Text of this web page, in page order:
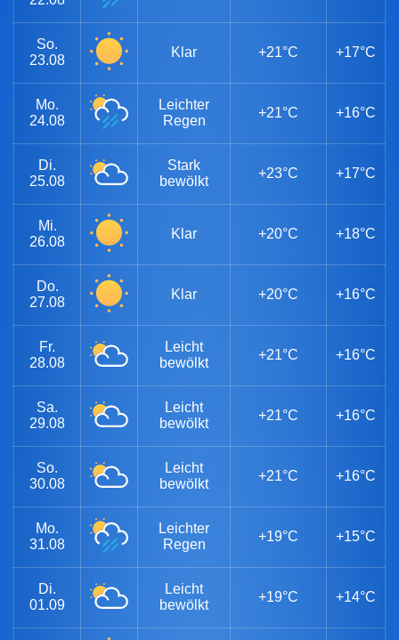
So.
23.08
Klar +21°C +17°C
Mo.
24.08
Leichter
Regen
+21°C +16°C
Di.
25.08
Stark
bewölkt
+23°C +17°C
Mi.
26.08
Klar +20°C +18°C
Do.
27.08
Klar +20°C +16°C
Fr.
28.08
Leicht
bewölkt
+21°C +16°C
Sa.
29.08
Leicht
bewölkt
+21°C +16°C
So.
30.08
Leicht
bewölkt
+21°C +16°C
Mo.
31.08
Leichter
Regen
+19°C +15°C
Di.
01.09
Leicht
bewölkt
+19°C +14°C